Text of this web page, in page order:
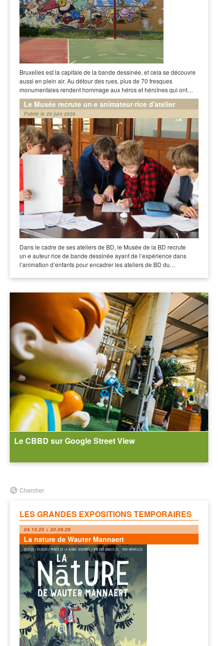
Bruxelles est la capitale de la bande dessinée, et cela se découvre
aussi en plein air. Au détour des rues, plus de 70 fresques
monumentales rendent hommage aux héros et héroïnes qui ont…
Le Musée recrute un·e animateur·rice d'atelier
Publié le 26 juin 2026
Dans le cadre de ses ateliers de BD, le Musée de la BD recrute
un·e auteur·rice de bande dessinée ayant de l’expérience dans
l’animation d’enfants pour encadrer les ateliers de BD du…
Le CBBD sur Google Street View
Chercher
LES GRANDES EXPOSITIONS TEMPORAIRES
04.10.25 > 20.09.26
La nature de Wauter Mannaert